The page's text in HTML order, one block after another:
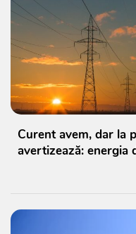
Curent avem, dar la
avertizează: energia